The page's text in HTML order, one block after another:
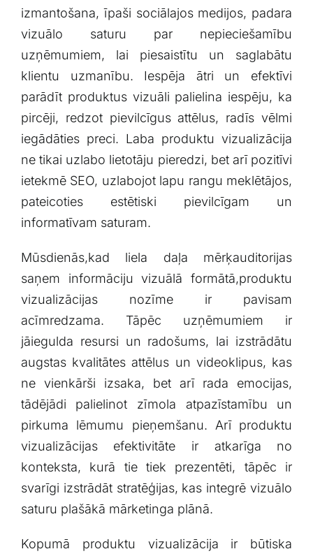
izmantošana, īpaši sociālajos medijos, padara
vizuālo saturu‌ par nepieciešamību
uzņēmumiem, lai piesaistītu ⁢un saglabātu
klientu uzmanību. Iespēja ātri un efektīvi
parādīt produktus vizuāli palielina iespēju, ka
pircēji, redzot pievilcīgus attēlus, radīs ⁤vēlmi
iegādāties preci. Laba produktu ‍vizualizācija
ne tikai uzlabo lietotāju pieredzi, bet arī⁤ pozitīvi
ietekmē SEO, uzlabojot lapu rangu meklētājos,
pateicoties estētiski pievilcīgam un
informatīvam saturam.
Mūsdienās,kad liela daļa mērķauditorijas
saņem informāciju vizuālā formātā,produktu
vizualizācijas nozīme ir pavisam
acīmredzama. Tāpēc uzņēmumiem ir
jāiegulda resursi un radošums, lai izstrādātu
augstas kvalitātes attēlus un videoklipus, kas
ne vienkārši izsaka, bet arī rada emocijas,‌
tādējādi palielinot zīmola atpazīstamību un
pirkuma lēmumu pieņemšanu. Arī produktu
vizualizācijas efektivitāte ir atkarīga no
konteksta, kurā tie tiek prezentēti,⁢ tāpēc ir
svarīgi izstrādāt stratēģijas, kas integrē vizuālo
saturu plašākā mārketinga plānā.
Kopumā produktu vizualizācija ir būtiska